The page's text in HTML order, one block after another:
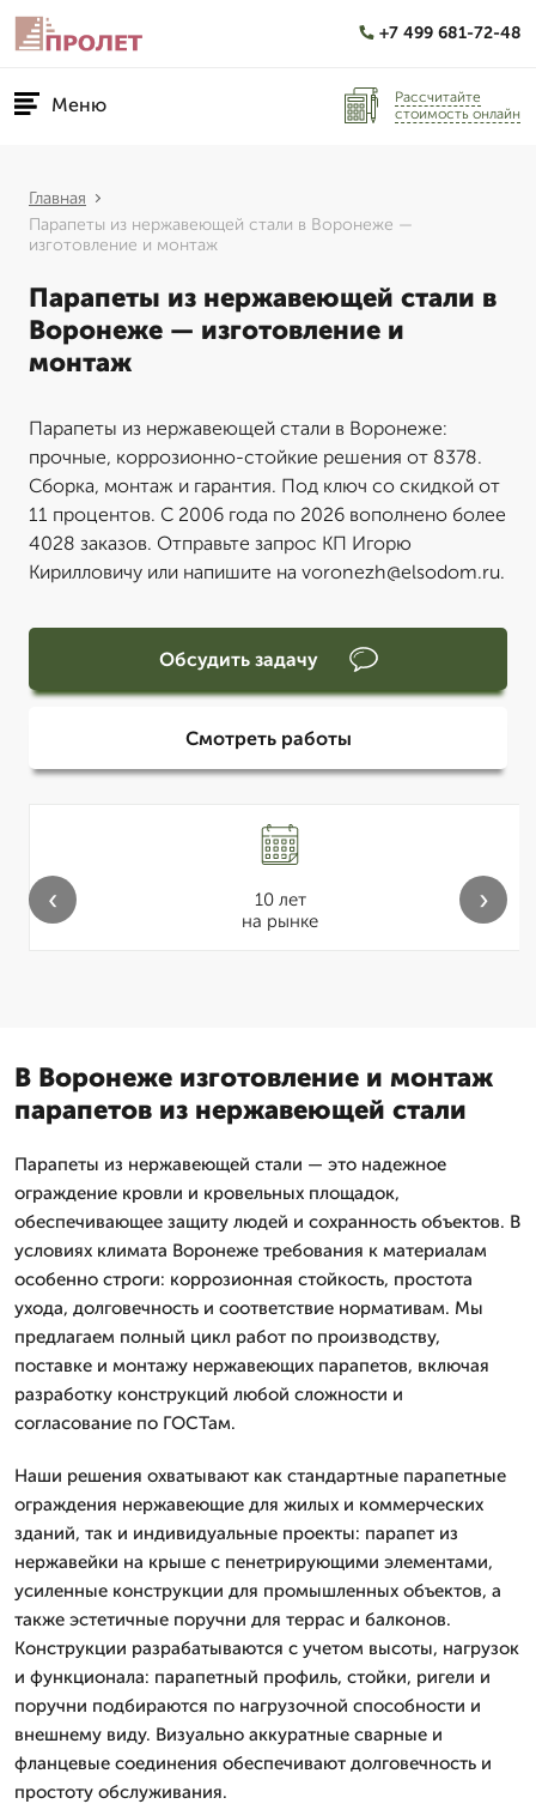
+7 499 681-72-48
Меню
Рассчитайте
стоимость онлайн
Главная
Парапеты из нержавеющей стали в Воронеже —
изготовление и монтаж
Парапеты из нержавеющей стали в
Воронеже — изготовление и
монтаж
Парапеты из нержавеющей стали в Воронеже:
прочные, коррозионно-стойкие решения от 8378.
Сборка, монтаж и гарантия. Под ключ со скидкой от
11 процентов. С 2006 года по 2026 вополнено более
4028 заказов. Отправьте запрос КП Игорю
Кирилловичу или напишите на voronezh@elsodom.ru.
Обсудить задачу
Смотреть работы
10 лет
на рынке
‹ ›
В Воронеже изготовление и монтаж
парапетов из нержавеющей стали
Парапеты из нержавеющей стали — это надежное
ограждение кровли и кровельных площадок,
обеспечивающее защиту людей и сохранность объектов. В
условиях климата Воронеже требования к материалам
особенно строги: коррозионная стойкость, простота
ухода, долговечность и соответствие нормативам. Мы
предлагаем полный цикл работ по производству,
поставке и монтажу нержавеющих парапетов, включая
разработку конструкций любой сложности и
согласование по ГОСТам.
Наши решения охватывают как стандартные парапетные
ограждения нержавеющие для жилых и коммерческих
зданий, так и индивидуальные проекты: парапет из
нержавейки на крыше с пенетрирующими элементами,
усиленные конструкции для промышленных объектов, а
также эстетичные поручни для террас и балконов.
Конструкции разрабатываются с учетом высоты, нагрузок
и функционала: парапетный профиль, стойки, ригели и
поручни подбираются по нагрузочной способности и
внешнему виду. Визуально аккуратные сварные и
фланцевые соединения обеспечивают долговечность и
простоту обслуживания.